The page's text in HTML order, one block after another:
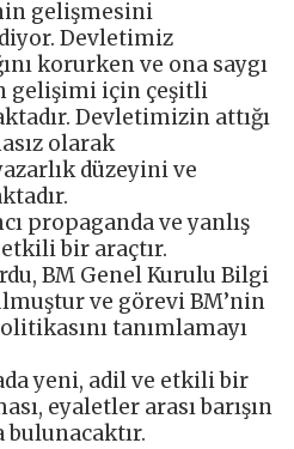
gelişmesini
Devletimiz
korurken ve ona saygı
gelişimi için çeşitli
Devletimizin attığı
olarak
düzeyini ve
propaganda ve yanlış
bir araçtır.
BM Genel Kurulu Bilgi
ve görevi BM’nin
tanımlamayı
yeni, adil ve etkili bir
eyaletler arası barışın
bulunacaktır.